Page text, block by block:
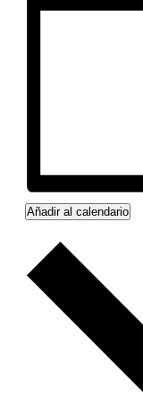
Añadir al calendario